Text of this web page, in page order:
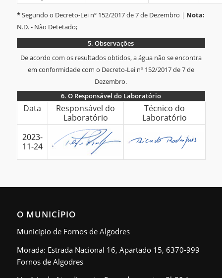
*Segundo o Decreto-Lei nº 152/2017 de 7 de Dezembro | Nota:
N.D. - Não Detetado;
5. Observações
De acordo com os resultados obtidos, a água não se encontra
em conformidade com o Decreto-Lei nº 152/2017 de 7 de
Dezembro.
6. O Responsável do Laboratório
do
Data
Responsável do
Laboratório
Técnico do
Laboratório
2023-
11-24
O MUNICÍPIO
Município de Fornos de Algodres
Morada: Estrada Nacional 16, Apartado 15, 6370-999
Fornos de Algodres